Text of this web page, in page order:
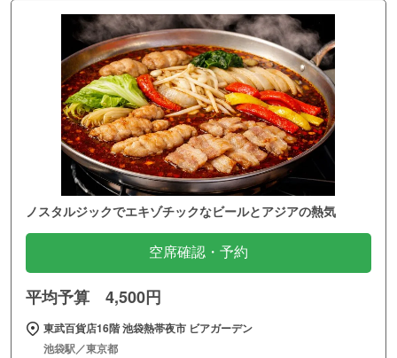
ノスタルジックでエキゾチックなビールとアジアの熱気
空席確認・予約
平均予算 4,500円
東武百貨店16階 池袋熱帯夜市 ビアガーデン
池袋駅／東京都